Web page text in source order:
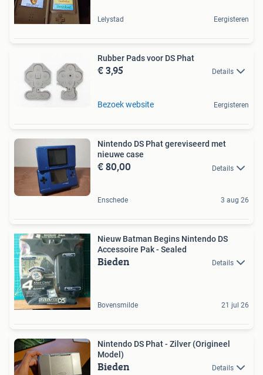
Lelystad Eergisteren
Rubber Pads voor DS Phat
€ 3,95 Details
Bezoek website Eergisteren
Nintendo DS Phat gereviseerd met
nieuwe case
€ 80,00 Details
Enschede 3 aug 26
Nieuw Batman Begins Nintendo DS
Accessoire Pak - Sealed
Bieden Details
Bovensmilde 21 jul 26
Nintendo DS Phat - Zilver (Origineel
Model)
Bieden Details